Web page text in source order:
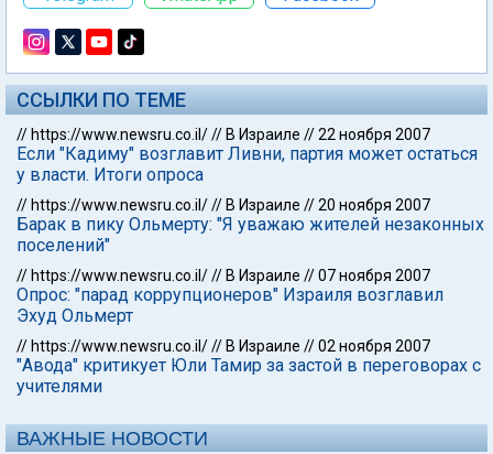
ССЫЛКИ ПО ТЕМЕ
// https://www.newsru.co.il/// В Израиле //22 ноября 2007
Если "Кадиму" возглавит Ливни, партия может остаться
у власти. Итоги опроса
// https://www.newsru.co.il/// В Израиле //20 ноября 2007
Барак в пику Ольмерту: "Я уважаю жителей незаконных
поселений"
// https://www.newsru.co.il/// В Израиле //07 ноября 2007
Опрос: "парад коррупционеров" Израиля возглавил
Эхуд Ольмерт
// https://www.newsru.co.il/// В Израиле //02 ноября 2007
"Авода" критикует Юли Тамир за застой в переговорах с
учителями
ВАЖНЫЕ НОВОСТИ